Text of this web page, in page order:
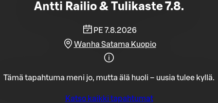
Antti Railio & Tulikaste 7.8.
PE 7.8.2026
Wanha Satama Kuopio
Tämä tapahtuma meni jo, mutta älä huoli – uusia tulee kyllä.
Katso kaikki tapahtumat